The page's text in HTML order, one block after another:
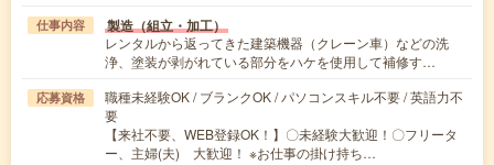
仕事内容 製造（組立・加工）
レンタルから返ってきた建築機器（クレーン車）などの洗
浄、塗装が剥がれている部分をハケを使用して補修す…
応募資格
職種未経験OK / ブランクOK / パソコンスキル不要 / 英語力不
要
【来社不要、WEB登録OK！】〇未経験大歓迎！〇フリータ
ー、主婦(夫) 大歓迎！ ※お仕事の掛け持ち…